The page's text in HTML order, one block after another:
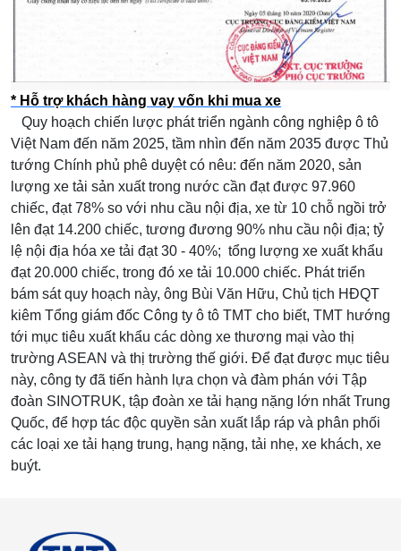
* Hỗ trợ khách hàng vay vốn khi mua xe
Quy hoạch chiến lược phát triển ngành công nghiệp ô tô
Việt Nam đến năm 2025, tầm nhìn đến năm 2035 được Thủ
tướng Chính phủ phê duyệt có nêu: đến năm 2020, sản
lượng xe tải sản xuất trong nước cần đạt được 97.960
chiếc, đạt 78% so với nhu cầu nội địa, xe từ 10 chỗ ngồi trở
lên đạt 14.200 chiếc, tương đương 90% nhu cầu nội địa; tỷ
lệ nội địa hóa xe tải đạt 30 - 40%; tổng lượng xe xuất khẩu
đạt 20.000 chiếc, trong đó xe tải 10.000 chiếc. Phát triển
bám sát quy hoạch này, ông Bùi Văn Hữu, Chủ tịch HĐQT
kiêm Tổng giám đốc Công ty ô tô TMT cho biết, TMT hướng
tới mục tiêu xuất khẩu các dòng xe thương mại vào thị
trường ASEAN và thị trường thế giới. Để đạt được mục tiêu
này, công ty đã tiến hành lựa chọn và đàm phán với Tập
đoàn SINOTRUK, tập đoàn xe tải hạng nặng lớn nhất Trung
Quốc, để hợp tác độc quyền sản xuất lắp ráp và phân phối
các loại xe tải hạng trung, hạng nặng, tải nhẹ, xe khách, xe
buýt.